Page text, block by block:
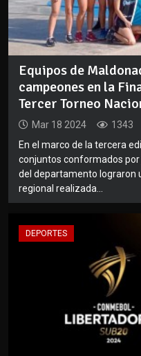
Equipos de
campeones en la
Tercer Torneo
Mar 18 2024 1343
En el marco de la tercera
conjuntos conformados
del departamento lograron
regional realizada...
DEPORTES